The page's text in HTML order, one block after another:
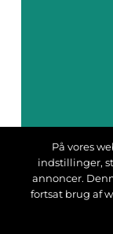
På vores
indstillinger,
annoncer.
fortsat brug af